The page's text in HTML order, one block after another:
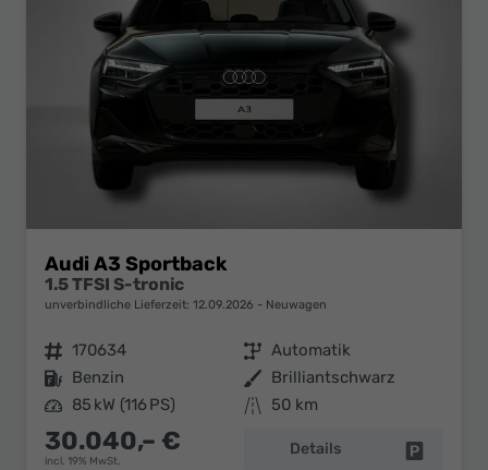
Audi A3 Sportback
1.5 TFSI S-tronic
unverbindliche Lieferzeit: 12.09.2026 Neuwagen
Fahrzeugnr. 170634 Getriebe Automatik
Kraftstoff Benzin Außenfarbe Brilliantschwarz
Leistung 85 kW (116 PS) Kilometerstand 50 km
30.040,– €
incl. 19% MwSt.
Details